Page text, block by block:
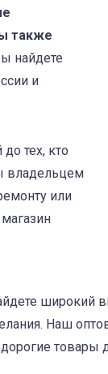
также
найдете
и
тех, кто
владельцем
или
широкий
Наш
товары